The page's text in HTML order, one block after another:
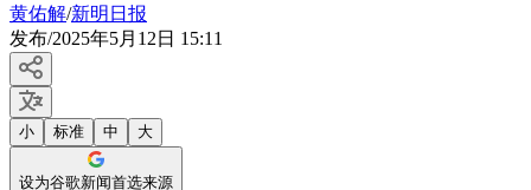
黄佑解/新明日报
发布/2025年5月12日 15:11
小 标准 中 大
设为谷歌新闻首选来源